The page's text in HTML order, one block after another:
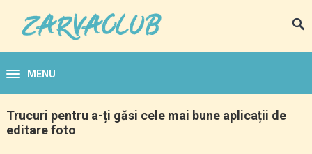
MENU
Trucuri pentru a-ți găsi cele mai bune aplicații de
editare foto